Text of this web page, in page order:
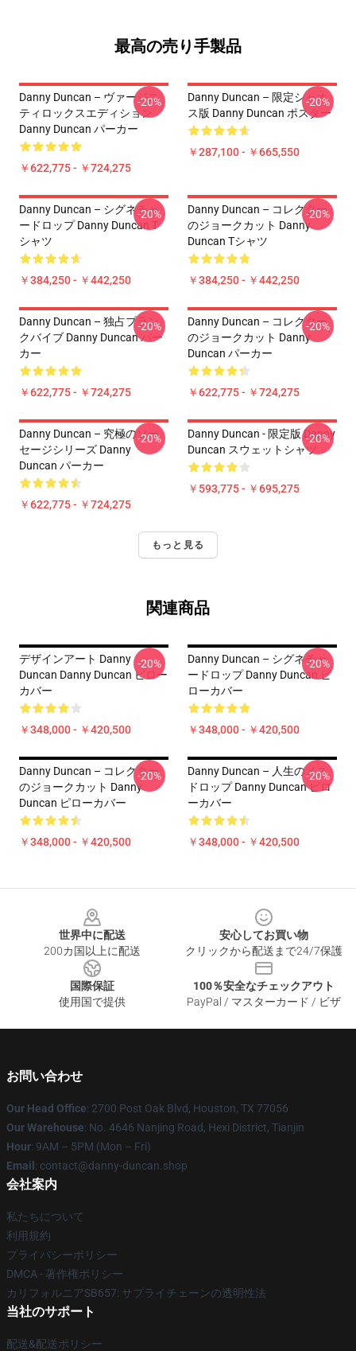
最高の売り手製品
Danny Duncan – ヴァージニ
ティロックスエディション
Danny Duncan パーカー
￥622,775 - ￥724,275
-20%
Danny Duncan – 限定シャオ
ス版 Danny Duncan ポスター
￥287,100 - ￥665,550
-20%
Danny Duncan – シグネチャ
ードロップ Danny Duncan T
シャツ
￥384,250 - ￥442,250
-20%
Danny Duncan – コレクター
のジョークカット Danny
Duncan Tシャツ
￥384,250 - ￥442,250
-20%
Danny Duncan – 独占プラン
クバイブ Danny Duncan パー
カー
￥622,775 - ￥724,275
-20%
Danny Duncan – コレクター
のジョークカット Danny
Duncan パーカー
￥622,775 - ￥724,275
-20%
Danny Duncan – 究極のソー
セージシリーズ Danny
Duncan パーカー
￥622,775 - ￥724,275
-20%
Danny Duncan - 限定版 Danny
Duncan スウェットシャツ
￥593,775 - ￥695,275
-20%
もっと見る
関連商品
デザインアート Danny
Duncan Danny Duncan ピロー
カバー
￥348,000 - ￥420,500
-20%
Danny Duncan – シグネチャ
ードロップ Danny Duncan ピ
ローカバー
￥348,000 - ￥420,500
-20%
Danny Duncan – コレクター
のジョークカット Danny
Duncan ピローカバー
￥348,000 - ￥420,500
-20%
Danny Duncan – 人生のメス
ドロップ Danny Duncan ピロ
ーカバー
￥348,000 - ￥420,500
-20%
世界中に配送
200カ国以上に配送
安心してお買い物
クリックから配送まで24/7保護
国際保証
使用国で提供
100％安全なチェックアウト
PayPal / マスターカード / ビザ
お問い合わせ
Our Head Office: 2700 Post Oak Blvd, Houston, TX 77056
Our Warehouse: No. 4646 Nanjing Road, Hexi District, Tianjin
Hour: 9AM – 5PM (Mon – Fri)
Email : contact@danny-duncan.shop
会社案内
私たちについて
利用規約
プライバシーポリシー
DMCA - 著作権ポリシー
カリフォルニアSB657: サプライチェーンの透明性法
当社のサポート
配送&配送ポリシー